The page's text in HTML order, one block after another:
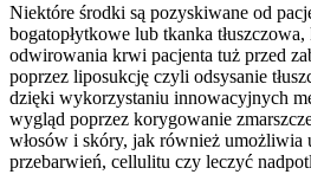
Niektóre środki są pozyskiwane od
bogatopłytkowe lub tkanka
odwirowania krwi pacjenta tuż przed
poprzez liposukcję czyli odsysanie
dzięki wykorzystaniu innowacyjnych
wygląd poprzez korygowanie
włosów i skóry, jak również umożliwia
przebarwień, cellulitu czy leczyć